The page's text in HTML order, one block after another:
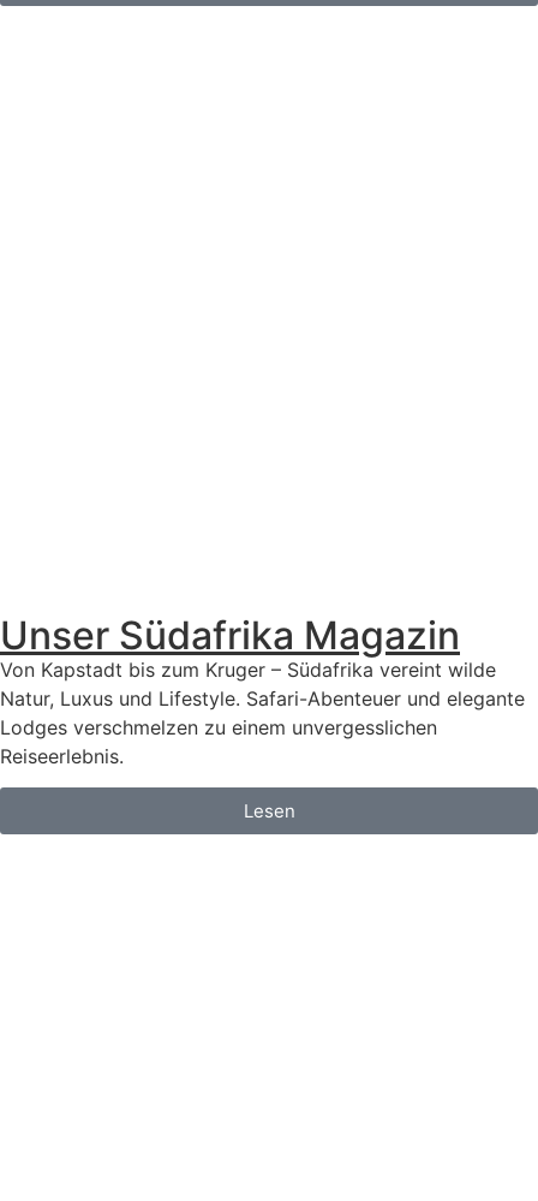
Unser Südafrika Magazin
Von Kapstadt bis zum Kruger – Südafrika vereint wilde
Natur, Luxus und Lifestyle. Safari-Abenteuer und elegante
Lodges verschmelzen zu einem unvergesslichen
Reiseerlebnis.
Lesen